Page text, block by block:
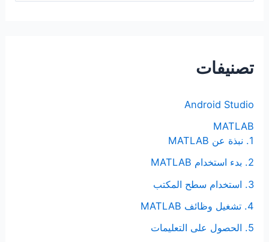
ع
تصنيفات
Android Studio
MATLAB
1. نبذة عن MATLAB
2. بدء استخدام MATLAB
3. استخدام سطح المكتب
4. تشغيل وظائف MATLAB
5. الحصول على التعليمات